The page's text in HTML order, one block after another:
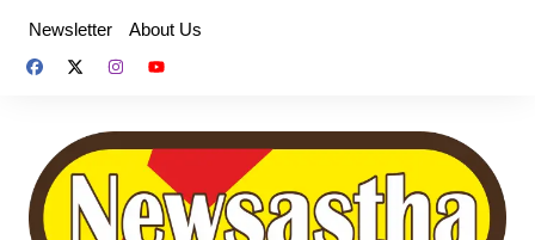
content
Newsletter About Us